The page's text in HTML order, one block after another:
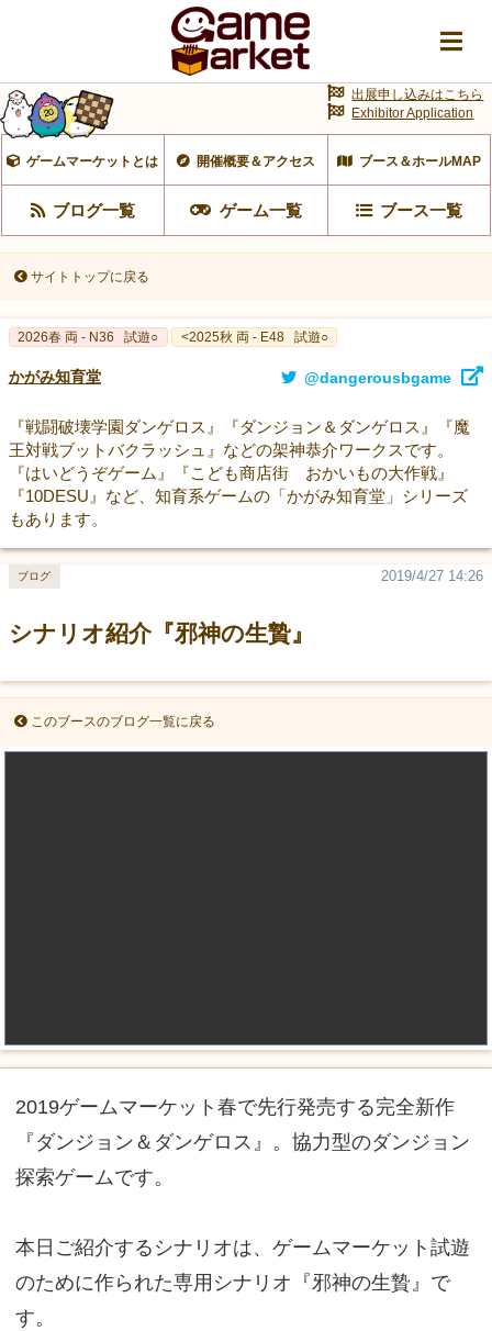
ゲームマーケットとは 開催概要＆アクセス ブース＆ホールMAP
ブログ一覧 ゲーム一覧 ブース一覧
出展申し込みはこちら
Exhibitor Application
サイトトップに戻る
2026春 両 - N36 試遊○ <2025秋 両 - E48 試遊○
かがみ知育堂 @dangerousbgame
『戦闘破壊学園ダンゲロス』『ダンジョン＆ダンゲロス』『魔
王対戦ブットバクラッシュ』などの架神恭介ワークスです。
『はいどうぞゲーム』『こども商店街 おかいもの大作戦』
『10DESU』など、知育系ゲームの「かがみ知育堂」シリーズ
もあります。
シナリオ紹介『邪神の生贄』
2019/4/27 14:26
ブログ
このブースのブログ一覧に戻る
2019ゲームマーケット春で先行発売する完全新作
『ダンジョン＆ダンゲロス』。協力型のダンジョン
探索ゲームです。
本日ご紹介するシナリオは、ゲームマーケット試遊
のために作られた専用シナリオ『邪神の生贄』で
す。